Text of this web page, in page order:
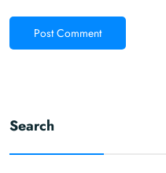
Post Comment
Search